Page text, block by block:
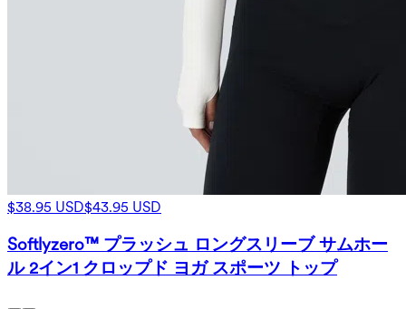
$38.95 USD$43.95 USD
Softlyzero™ プラッシュ ロングスリーブ サムホー
ル 2イン1 クロップド ヨガ スポーツ トップ